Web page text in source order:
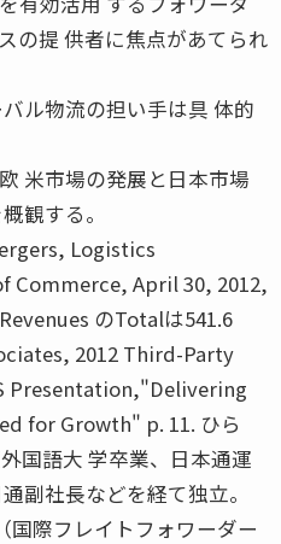
の提 供者に焦点があてられ
ル物流の担い手は具 体的
米市場の発展と日本市場
観する。
Logistics
Commerce, April 30, 2012,
のTotalは541.6
2012 Third-Party
Presentation,"Delivering
for Growth" p. 11. ひら
国語大 学卒業、日本通運
副社長などを経て独立。
国際フレイトフォワーダー